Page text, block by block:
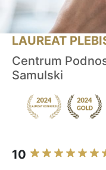
LAUREAT
Centrum
Samulski
10